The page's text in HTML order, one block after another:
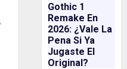
Gothic 1
Remake En
2026: ¿vale La
Pena Si Ya
Jugaste El
Original?